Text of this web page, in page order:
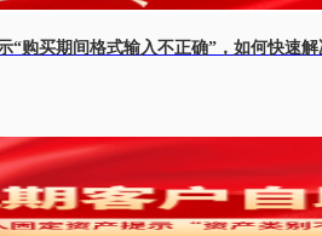
“购买期间格式输入不正确”，如何快速解